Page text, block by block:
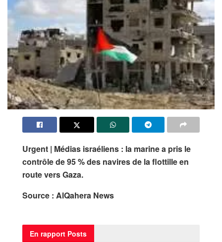
Urgent | Médias israéliens : la marine a pris le
contrôle de 95 % des navires de la flottille en
route vers Gaza.
Source : AlQahera News
En rapport Posts